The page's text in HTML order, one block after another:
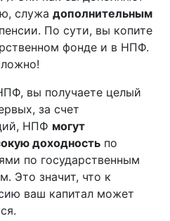
служа дополнительным
По сути, вы копите
фонде и в НПФ.
вы получаете целый
за счет
НПФ могут
доходность по
по государственным
Это значит, что к
ваш капитал может